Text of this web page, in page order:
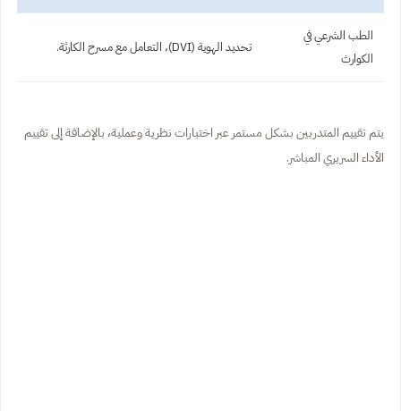
الطب الشرعي في
الكوارث
تحديد الهوية (DVI)، التعامل مع مسرح الكارثة.
يتم تقييم المتدربين بشكل مستمر عبر اختبارات نظرية وعملية، بالإضافة إلى تقييم
الأداء السريري المباشر.